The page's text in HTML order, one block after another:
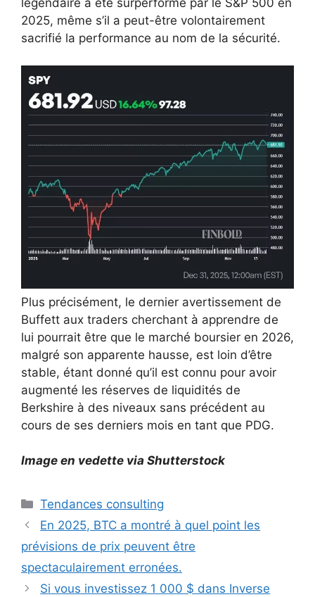
légendaire a été surperformé par le S&P 500 en
2025, même s’il a peut-être volontairement
sacrifié la performance au nom de la sécurité.
Plus précisément, le dernier avertissement de
Buffett aux traders cherchant à apprendre de
lui pourrait être que le marché boursier en 2026,
malgré son apparente hausse, est loin d’être
stable, étant donné qu’il est connu pour avoir
augmenté les réserves de liquidités de
Berkshire à des niveaux sans précédent au
cours de ses derniers mois en tant que PDG.
Image en vedette via Shutterstock
Catégories
Tendances consulting
En 2025, BTC a montré à quel point les
prévisions de prix peuvent être
spectaculairement erronées.
Si vous investissez 1 000 $ dans Inverse